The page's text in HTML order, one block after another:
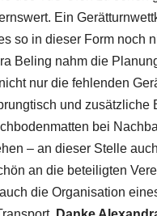
Ein
so in dieser Form noch
Beling nahm die
nur die fehlenden
und zusätzliche
bei
– an dieser Stelle
an die beteiligten
die Organisation